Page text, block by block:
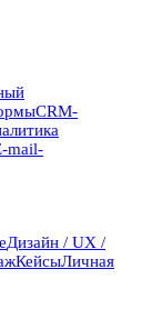
CRM-
mail-
Дизайн / UX /
КейсыЛичная